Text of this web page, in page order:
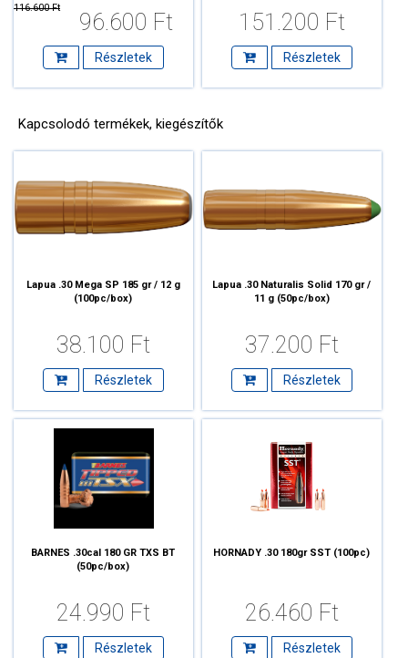
116.600 Ft
96.600 Ft
Részletek
151.200 Ft
Részletek
Kapcsolodó termékek, kiegészítők
Lapua .30 Mega SP 185 gr / 12 g
(100pc/box)
38.100 Ft
Részletek
Lapua .30 Naturalis Solid 170 gr /
11 g (50pc/box)
37.200 Ft
Részletek
BARNES .30cal 180 GR TXS BT
(50pc/box)
24.990 Ft
Részletek
HORNADY .30 180gr SST (100pc)
26.460 Ft
Részletek